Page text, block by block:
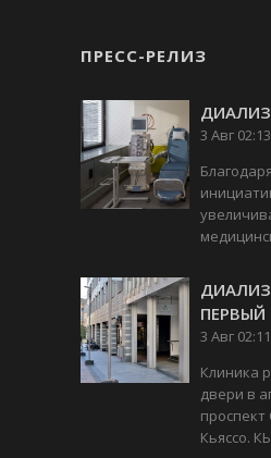
ПРЕСС-РЕЛИЗ
ДИАЛИЗ
3 Авг
ПЕРВЫЙ
3 Авг
Клиника
двери в
проспект
Кьяссо.